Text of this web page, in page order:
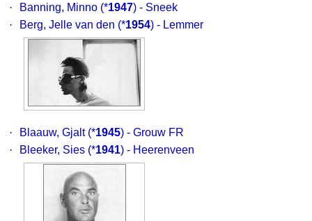
· Banning, Minno (*1947) - Sneek
·
Berg, Jelle van den (*1954) - Lemmer
· Blaauw, Gjalt (*1945) - Grouw FR
·
Bleeker, Sies (*1941) - Heerenveen